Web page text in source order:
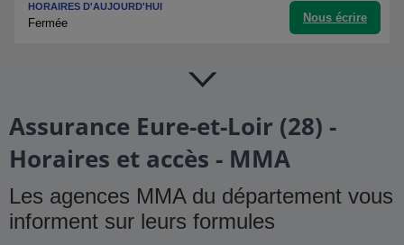
HORAIRES D'AUJOURD'HUI
Fermée Nous écrire
Assurance Eure-et-Loir (28) -
Horaires et accès - MMA
Les agences MMA du département vous
informent sur leurs formules